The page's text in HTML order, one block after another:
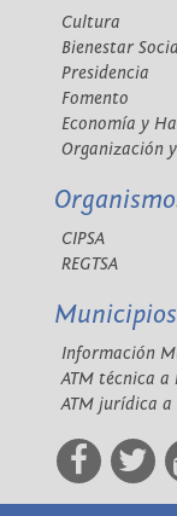
Cultura
Bienestar
Presidencia
Fomento
Economía y
Organización
CIPSA
REGTSA
Municipios
Información
ATM técnica a
ATM jurídica